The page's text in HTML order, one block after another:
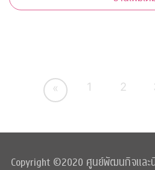
« 1 2
Copyright ©2020 ศูนย์พัฒนกิจแล